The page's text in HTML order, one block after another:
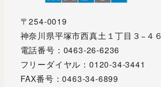
〒254-0019
神奈川県平塚市西真土１丁目３−４６
電話番号：0463-26-6236
フリーダイヤル：0120-34-3441
FAX番号：0463-34-6899